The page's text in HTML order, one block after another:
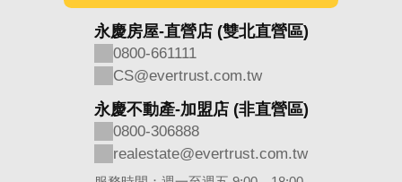
永慶房屋-直營店 (雙北直營區)
0800-661111
CS@evertrust.com.tw
永慶不動產-加盟店 (非直營區)
0800-306888
realestate@evertrust.com.tw